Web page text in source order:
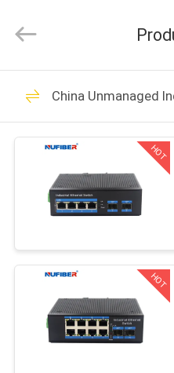
HUIS
PRODUCTEN
ONGEVEER
FABRIEKSREIS
Technology
Co.,Ltd.
Reserved.
de
van 100G
de
van 40G
China Unmanaged
HOT
HOT